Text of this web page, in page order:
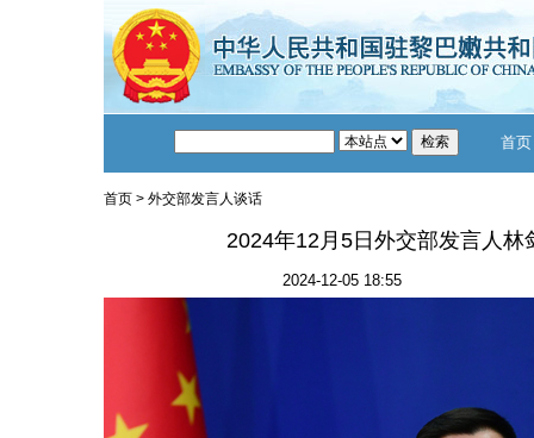
首页
首页> 外交部发言人谈话
2024年12月5日外交部发言人林
2024-12-05 18:55